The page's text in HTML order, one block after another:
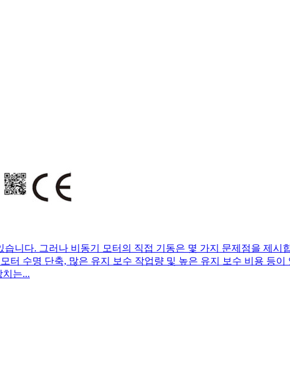
니다. 그러나 비동기 모터의 직접 기동은 몇 가지 문제점을 제
터 수명 단축, 많은 유지 보수 작업량 및 높은 유지 보수 비용 등이
는...